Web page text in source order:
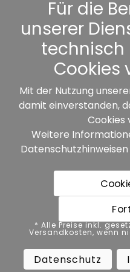
Sonstiges
Unsere Partner:
* Alle Preise inkl. gesetzl.
Versandkosten, wenn
Datenschutz
Für die
unserer
Cookies
Mit der Nutzung
damit einverstanden,
Cookies
Weitere
Datenschutzhinweisen
* Alle Preise inkl.
Versandkosten, wenn
Datenschutz